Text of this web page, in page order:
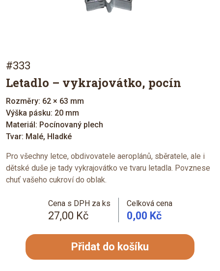
#333
Letadlo – vykrajovátko, pocín
Rozměry: 62 × 63 mm
Výška pásku: 20 mm
Materiál: Pocínovaný plech
Tvar: Malé, Hladké
Pro všechny letce, obdivovatele aeroplánů, sběratele, ale i
dětské duše je tady vykrajovátko ve tvaru letadla. Povznese
chuť vašeho cukroví do oblak.
Cena s DPH za ks
27,00 Kč
Celková cena
0,00 Kč
Přidat do košíku